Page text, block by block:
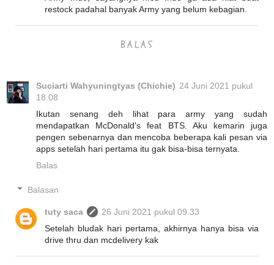
restock padahal banyak Army yang belum kebagian.
BALAS
Suciarti Wahyuningtyas (Chichie) 24 Juni 2021 pukul
18.08
Ikutan senang deh lihat para army yang sudah
mendapatkan McDonald's feat BTS. Aku kemarin juga
pengen sebenarnya dan mencoba beberapa kali pesan via
apps setelah hari pertama itu gak bisa-bisa ternyata.
Balas
Balasan
tuty saca
26 Juni 2021 pukul 09.33
Setelah bludak hari pertama, akhirnya hanya bisa via
drive thru dan mcdelivery kak